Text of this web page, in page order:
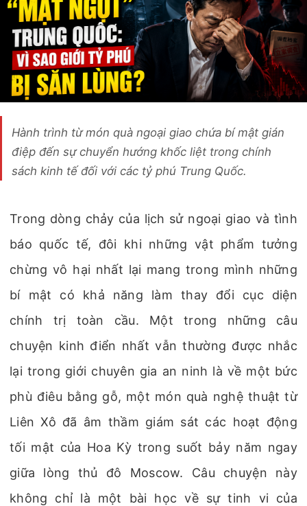
Hành trình từ món quà ngoại giao chứa bí mật gián
điệp đến sự chuyển hướng khốc liệt trong chính
sách kinh tế đối với các tỷ phú Trung Quốc.
Trong dòng chảy của lịch sử ngoại giao và tình
báo quốc tế, đôi khi những vật phẩm tưởng
chừng vô hại nhất lại mang trong mình những
bí mật có khả năng làm thay đổi cục diện
chính trị toàn cầu. Một trong những câu
chuyện kinh điển nhất vẫn thường được nhắc
lại trong giới chuyên gia an ninh là về một bức
phù điêu bằng gỗ, một món quà nghệ thuật từ
Liên Xô đã âm thầm giám sát các hoạt động
tối mật của Hoa Kỳ trong suốt bảy năm ngay
giữa lòng thủ đô Moscow. Câu chuyện này
không chỉ là một bài học về sự tinh vi của